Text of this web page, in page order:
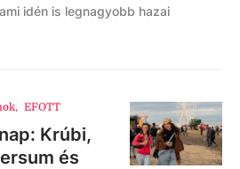
idén is legnagyobb hazai
, EFOTT
Krúbi,
és